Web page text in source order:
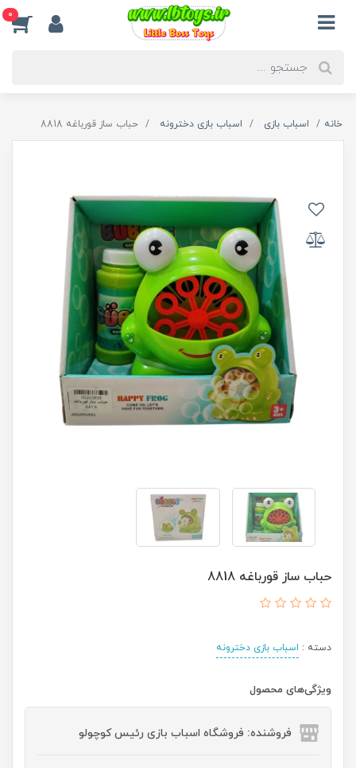
0
خانه اسباب بازی اسباب بازی دخترونه حباب ساز قورباغه 8818
حباب ساز قورباغه 8818
دسته : اسباب بازی دخترونه
ویژگی‌های محصول
فروشنده: فروشگاه اسباب بازی رئیس کوچولو